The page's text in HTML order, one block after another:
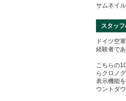
サムネイ
スタッ
ドイツ空
経験者で
こちらの
らクロノ
表示機能
ウントダ